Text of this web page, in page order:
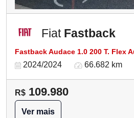
Fiat Fastback
Fastback Audace 1.0 200 T. Flex
2024/2024 66.682 km
R$ 109.980
Ver mais